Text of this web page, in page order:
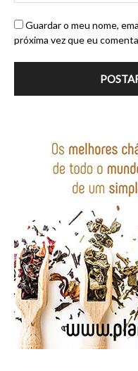
Guardar o meu nome,
próxima vez que eu